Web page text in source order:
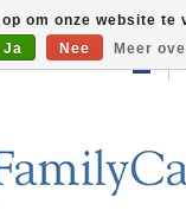
om onze website te
Ja Nee Meer